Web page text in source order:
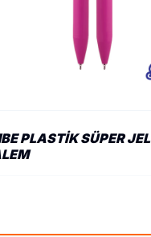
PLASTIK SÜPER JEL